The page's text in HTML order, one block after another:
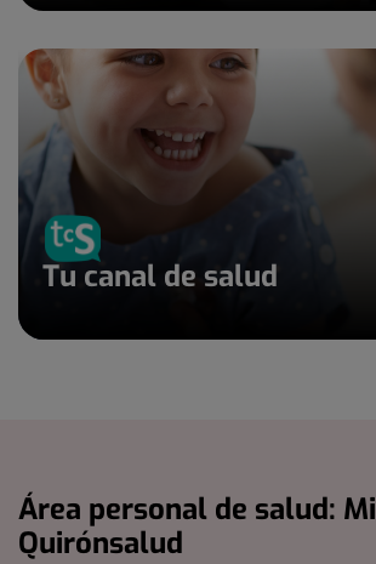
Tu canal de salud
Área personal de salud: Mi
Quirónsalud